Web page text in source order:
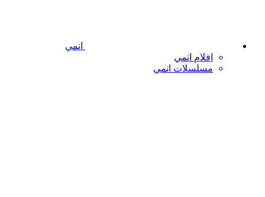
انمي
افلام انمي
مسلسلات انمي